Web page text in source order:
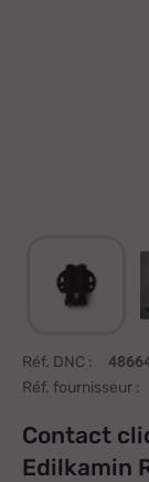
Réf. DNC :
Réf. fournisseur :
Contact
Edilkamin